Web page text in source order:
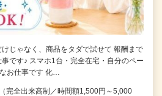
じゃなく、商品をタダで試せて 報酬まで
です♪ スマホ1台・完全在宅・自分のペー
お仕事です 化…
完全出来高制／時間額1,500円～5,000